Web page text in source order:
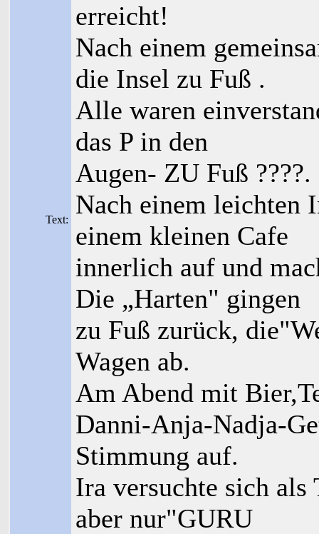
Text:
erreicht!
Nach einem
die Insel zu Fuß .
Alle waren
das P in den
Augen- ZU Fuß ????.
Nach einem leichten
einem kleinen Cafe
innerlich auf und
Die „Harten" gingen
zu Fuß zurück,
Wagen ab.
Am Abend mit
Danni-Anja-Nadja-
Stimmung auf.
Ira versuchte sich
aber nur"GURU